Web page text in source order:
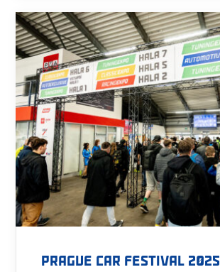
PRAGUE CAR FESTIVAL 2025